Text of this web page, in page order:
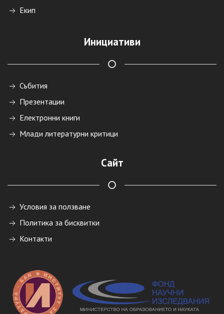
Екип
Инициативи
Събития
Презентации
Електронни книги
Млади литературни критици
Сайт
Условия за ползване
Политика за бисквитки
Контакти